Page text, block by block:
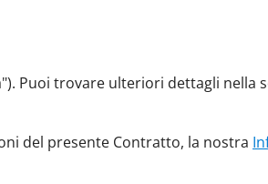
Puoi trovare ulteriori dettagli nella
del presente Contratto, la nostra